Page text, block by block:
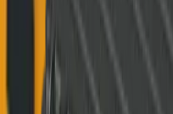
CS:GO Weapon Case 3.
The Arms Deal 3